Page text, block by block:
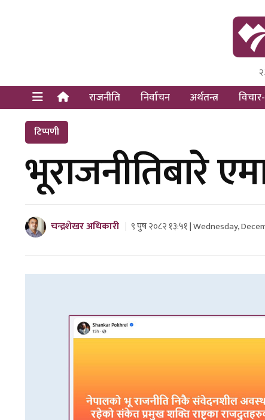
Himal
Dot
राजनीति निर्वाचन अर्थतन्त्र
टिप्पणी
भूराजनीतिबारे
चन्द्रशेखर अधिकारी ९ पुष २०८२ १३:५१ | Wednesday,